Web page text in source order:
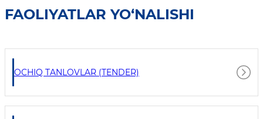
FAOLIYATLAR YO‘NALISHI
OCHIQ TANLOVLAR (TENDER)